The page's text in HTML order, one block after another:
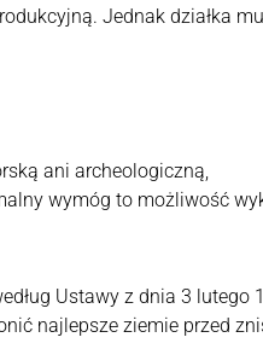
Jednak działka
ani archeologiczną,
wymóg to możliwość
Ustawy z dnia 3 lutego
najlepsze ziemie przed